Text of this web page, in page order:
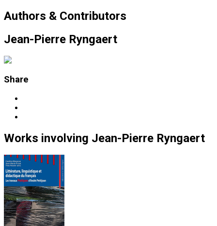
Authors & Contributors
Jean-Pierre Ryngaert
Share
Works involving Jean-Pierre Ryngaert